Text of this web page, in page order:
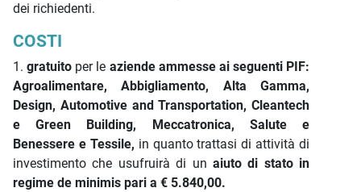
dei richiedenti.
COSTI
1.gratuito per le aziende ammesse ai seguenti PIF:
Agroalimentare, Abbigliamento, Alta Gamma,
Design, Automotive and Transportation, Cleantech
e Green Building, Meccatronica, Salute e
Benessere e Tessile, in quanto trattasi di attività di
investimento che usufruirà di un aiuto di stato in
regime de minimis pari a € 5.840,00.